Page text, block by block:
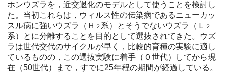
ホンウズラを，近交退化のモデルとして使うことを検討し
た。当初これらは，ウィルス性の伝染病であるニューカッ
スル病に強いウズラ（Ｈ ２ 系）とそうでないウズラ（Ｌ ２
系）とに分離することを目的として選抜されてきた。ウズ
ラは世代交代のサイクルが早く，比較的育種の実験に適し
ているものの，この選抜実験に着手（０世代）してから現
在（50世代）まで，すでに25年程の期間が経過している。